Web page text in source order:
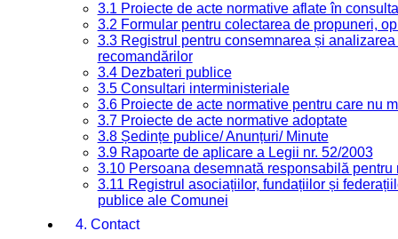
3.1 Proiecte de acte normative aflate în
3.2 Formular pentru colectarea de propuneri,
3.3 Registrul pentru consemnarea și
recomandărilor
3.4 Dezbateri publice
3.5 Consultari interministeriale
3.6 Proiecte de acte normative pentru care nu
3.7 Proiecte de acte normative adoptate
3.8 Ședințe publice/ Anunțuri/ Minute
3.9 Rapoarte de aplicare a Legii nr. 52/2003
3.10 Persoana desemnată responsabilă
3.11 Registrul asociațiilor, fundațiilor și
publice ale Comunei
4. Contact